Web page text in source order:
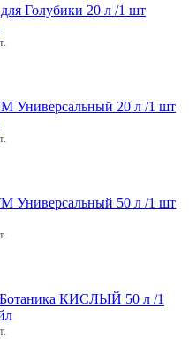
Голубики 20 л /1 шт
Универсальный 20 л /1 шт
Универсальный 50 л /1 шт
КИСЛЫЙ 50 л /1